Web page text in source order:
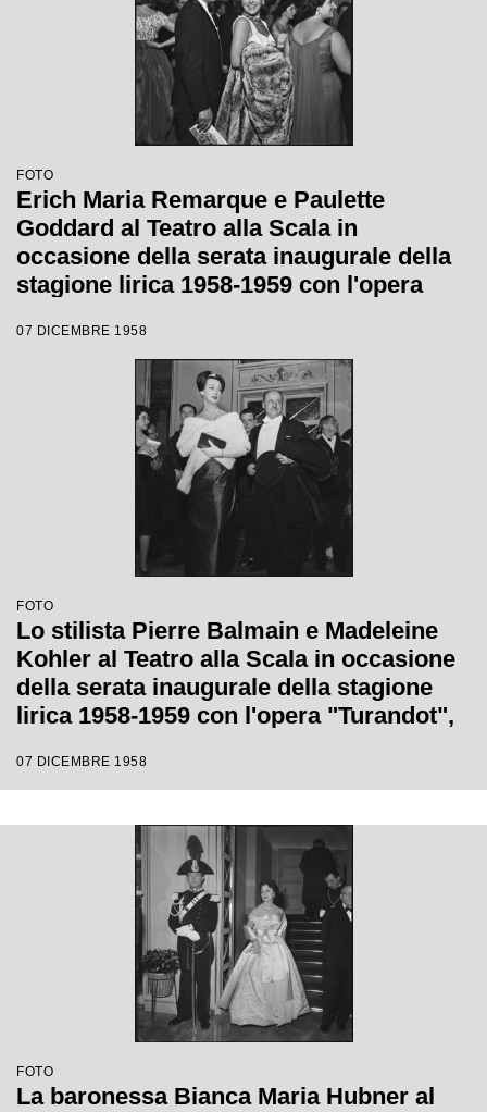
FOTO
Erich Maria Remarque e Paulette
Goddard al Teatro alla Scala in
occasione della serata inaugurale della
stagione lirica 1958-1959 con l'opera
da Antonino Votto, con la regia di
Margherita Wallmann
07 DICEMBRE 1958
FOTO
Lo stilista Pierre Balmain e Madeleine
Kohler al Teatro alla Scala in occasione
della serata inaugurale della stagione
lirica 1958-1959 con l'opera "Turandot",
Votto con la regia di Margherita
07 DICEMBRE 1958
FOTO
La baronessa Bianca Maria Hubner al